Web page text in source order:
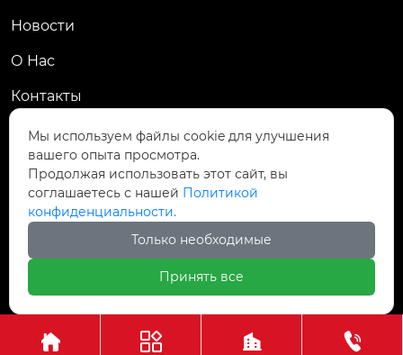
Новости
О Hас
Контакты
Контакты

Пров. Хэнань, г. Цзяоцзо, уезд Учжи, промзона
Чжаньдянь, ул. Промышленная Средняя
+86-18237110602
Авторское право©АО Хэнань Ясин Точная Ковка
   
Мы используем файлы cookie для улучшения
вашего опыта просмотра.
Продолжая использовать этот сайт, вы
соглашаетесь с нашей Политикой
конфиденциальности.
Только необходимые
Принять все